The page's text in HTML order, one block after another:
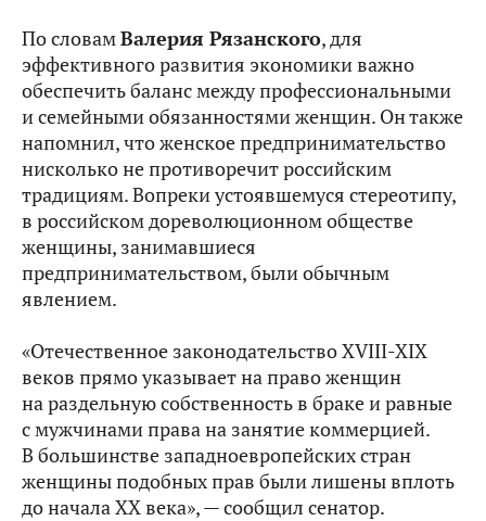
По словамВалерия Рязанского, для
эффективного развития экономики важно
обеспечить баланс между профессиональными
и семейными обязанностями женщин. Он также
напомнил, что женское предпринимательство
нисколько не противоречит российским
традициям. Вопреки устоявшемуся стереотипу,
в российском дореволюционном обществе
женщины, занимавшиеся
предпринимательством, были обычным
явлением.
«Отечественное законодательство XVIII-XIX
веков прямо указывает на право женщин
на раздельную собственность в браке и равные
с мужчинами права на занятие коммерцией.
В большинстве западноевропейских стран
женщины подобных прав были лишены вплоть
до начала ХХ века», — сообщил сенатор.